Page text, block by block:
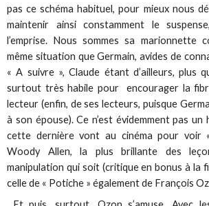
pas ce schéma habituel, pour mieux nous
maintenir ainsi constamment le
l’emprise. Nous sommes sa marionnette
même situation que Germain, avides de
« A suivre », Claude étant d’ailleurs, plus
surtout très habile pour encourager la
lecteur (enfin, de ses lecteurs, puisque
à son épouse). Ce n’est évidemment pas
cette dernière vont au cinéma pour voir
Woody Allen, la plus brillante des
manipulation qui soit (critique en bonus à la
celle de « Potiche » également de François